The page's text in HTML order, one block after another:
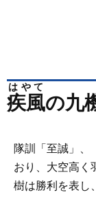
疾風
はやて
の九
隊訓「至誠」、
おり、大空高く
樹は勝利を表し